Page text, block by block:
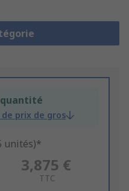
prix de gros
unités)*
3,875 €
TTC